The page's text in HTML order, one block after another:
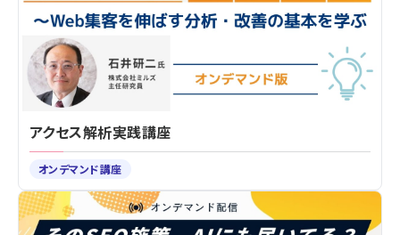
アクセス解析実践講座
オンデマンド講座